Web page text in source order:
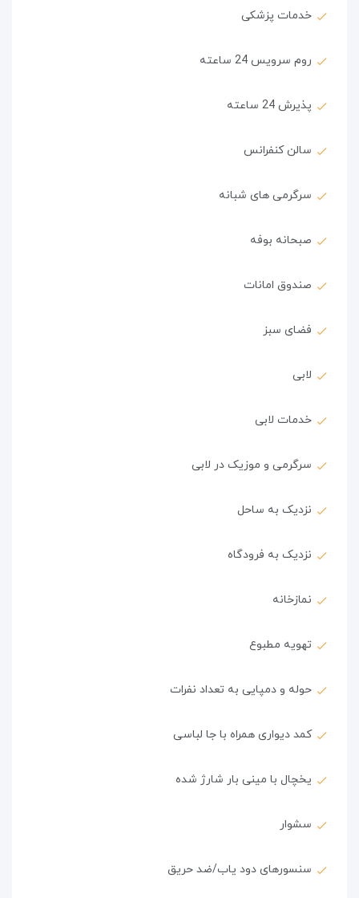
خدمات پزشکی
روم سرویس 24 ساعته
پذیرش 24 ساعته
سالن کنفرانس
سرگرمی های شبانه
صبحانه بوفه
صندوق امانات
فضای سبز
لابی
خدمات لابی
سرگرمی و موزیک در لابی
نزدیک به ساحل
نزدیک به فرودگاه
نمازخانه
تهویه مطبوع
حوله و دمپایی به تعداد نفرات
کمد دیواری همراه با جا لباسی
یخچال با مینی بار شارژ شده
سشوار
سنسورهای دود یاب/ضد حریق